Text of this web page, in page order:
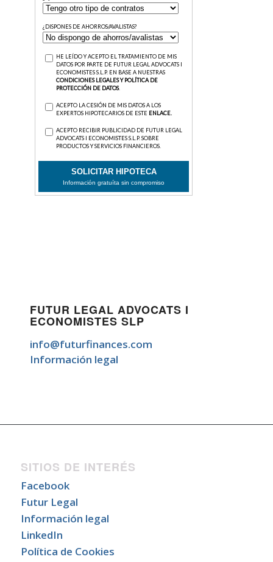
FUTUR LEGAL ADVOCATS I
ECONOMISTES SLP
info@futurfinances.com
Información legal
SITIOS DE INTERÉS
Facebook
Futur Legal
Información legal
LinkedIn
Política de Cookies